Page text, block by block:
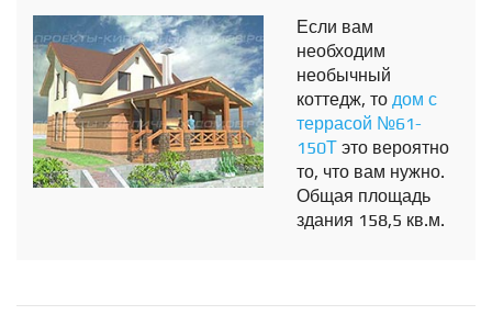
Если вам
необходим
необычный
коттедж, то дом с
террасой №61-
150Т это вероятно
то, что вам нужно.
Общая площадь
здания 158,5 кв.м.